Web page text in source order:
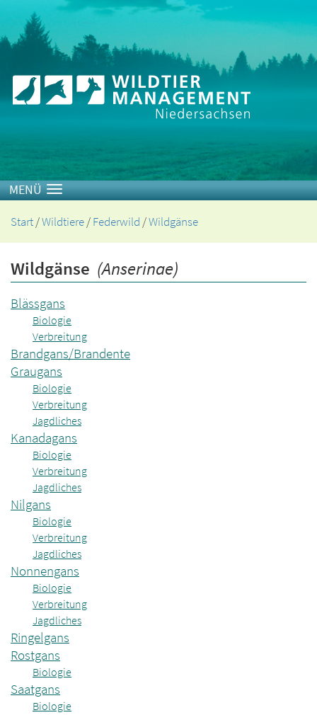
Toggle navigation
Start/Wildtiere/Federwild /Wildgänse
Wildgänse (Anserinae)
Blässgans
Biologie
Verbreitung
Brandgans/Brandente
Graugans
Biologie
Verbreitung
Jagdliches
Kanadagans
Biologie
Verbreitung
Jagdliches
Nilgans
Biologie
Verbreitung
Jagdliches
Nonnengans
Biologie
Verbreitung
Jagdliches
Ringelgans
Rostgans
Biologie
Saatgans
Biologie